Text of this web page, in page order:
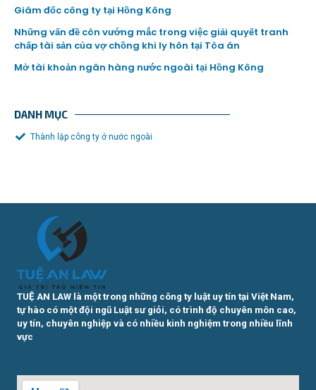
Giám đốc công ty tại Hồng Kông
Những vấn đề còn vướng mắc trong việc giải quyết tranh
chấp tài sản của vợ chồng khi ly hôn tại Tòa án
Mở tài khoản ngân hàng nước ngoài tại Hồng Kông
DANH MỤC
Thành lập công ty ở nước ngoài
TUỆ AN LAW là một trong những công ty luật uy tín tại Việt Nam,
tự hào có một đội ngũ Luật sư giỏi, có trình độ chuyên môn cao,
uy tín, chuyên nghiệp và có nhiều kinh nghiệm trong nhiều lĩnh
vực